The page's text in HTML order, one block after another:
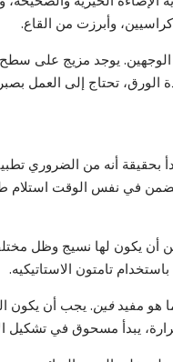
وأبرزت من القاع.
يوجد مزيج على
الورق، تحتاج إلى العمل
بحقيقة أنه من الضروري
في نفس الوقت استلام
أن يكون لها نسيج وظل
تامتون الاستاتيكيه.
هو مفيدفين
يبدأ مسحوق في تشكيل